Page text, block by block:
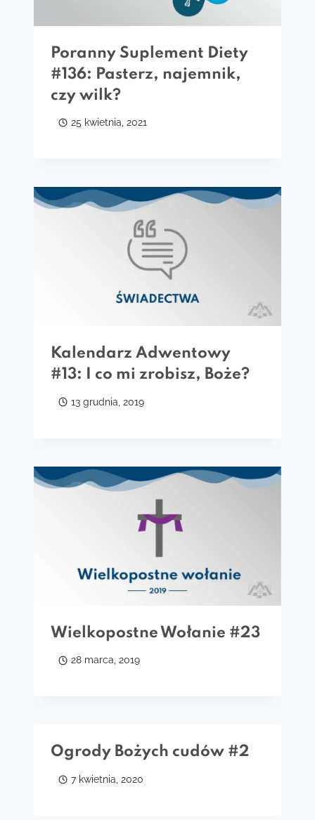
Poranny Suplement Diety
#136: Pasterz, najemnik,
czy wilk?
25 kwietnia, 2021
Kalendarz Adwentowy
#13: I co mi zrobisz, Boże?
13 grudnia, 2019
Wielkopostne Wołanie #23
28 marca, 2019
Ogrody Bożych cudów #2
7 kwietnia, 2020